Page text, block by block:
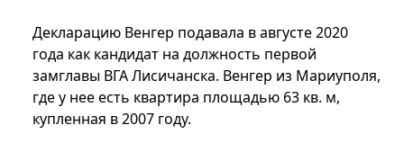
Декларацию Венгер подавала в августе 2020
года как кандидат на должность первой
замглавы ВГА Лисичанска. Венгер из Мариуполя,
где у нее есть квартира площадью 63 кв. м,
купленная в 2007 году.